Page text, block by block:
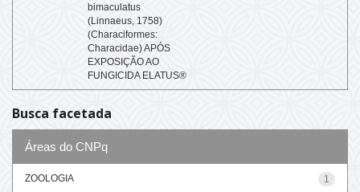
bimaculatus
(Linnaeus, 1758)
(Characiformes:
Characidae) APÓS
EXPOSIÇÃO AO
FUNGICIDA ELATUS®
Busca facetada
Áreas do CNPq
1
ZOOLOGIA